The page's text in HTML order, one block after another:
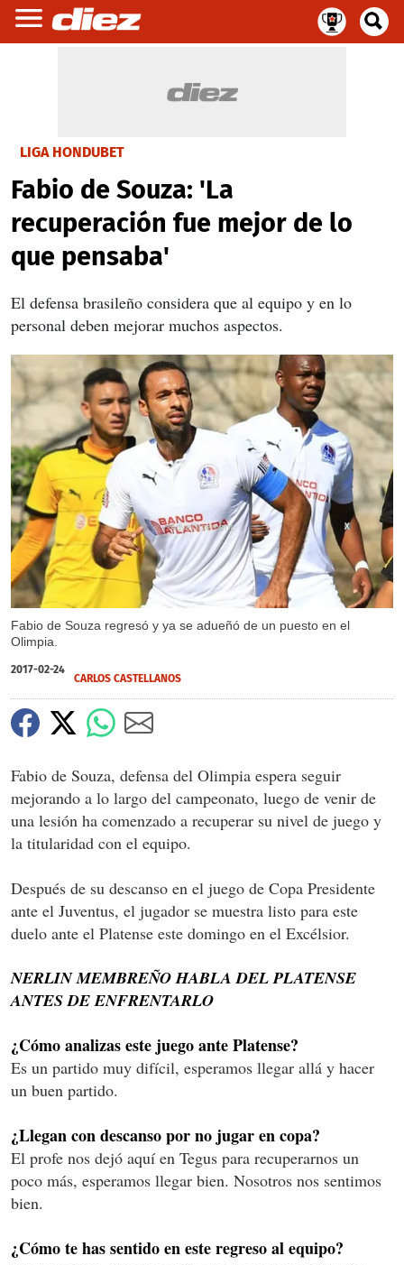
LIGA HONDUBET
Fabio de Souza: 'La
recuperación fue mejor de lo
que pensaba'
El defensa brasileño considera que al equipo y en lo
personal deben mejorar muchos aspectos.
Fabio de Souza regresó y ya se adueñó de un puesto en el
Olimpia.
X
2017-02-24
CARLOS CASTELLANOS
Fabio de Souza, defensa del Olimpia espera seguir
mejorando a lo largo del campeonato, luego de venir de
una lesión ha comenzado a recuperar su nivel de juego y
la titularidad con el equipo.
Después de su descanso en el juego de Copa Presidente
ante el Juventus, el jugador se muestra listo para este
duelo ante el Platense este domingo en el Excélsior.
NERLIN MEMBREÑO HABLA DEL PLATENSE
ANTES DE ENFRENTARLO
¿Cómo analizas este juego ante Platense?
Es un partido muy difícil, esperamos llegar allá y hacer
un buen partido.
¿Llegan con descanso por no jugar en copa?
El profe nos dejó aquí en Tegus para recuperarnos un
poco más, esperamos llegar bien. Nosotros nos sentimos
bien.
¿Cómo te has sentido en este regreso al equipo?